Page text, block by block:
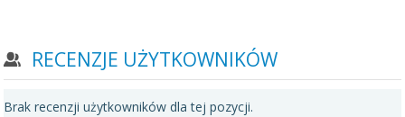
RECENZJE UŻYTKOWNIKÓW
Brak recenzji użytkowników dla tej pozycji.